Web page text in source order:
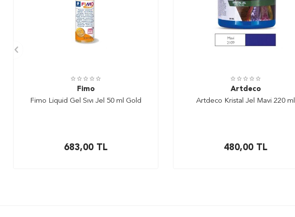
Fimo
Fimo Liquid Gel Sıvı Jel 50 ml Gold
683,00 TL
Artdeco
Artdeco Kristal Jel Mavi 220 ml
480,00 TL